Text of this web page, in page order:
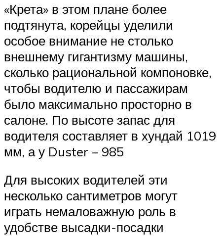
«Крета» в этом плане более
подтянута, корейцы уделили
особое внимание не столько
внешнему гигантизму машины,
сколько рациональной компоновке,
чтобы водителю и пассажирам
было максимально просторно в
салоне. По высоте запас для
водителя составляет в хундай 1019
мм, а у Duster – 985
Для высоких водителей эти
несколько сантиметров могут
играть немаловажную роль в
удобстве высадки-посадки